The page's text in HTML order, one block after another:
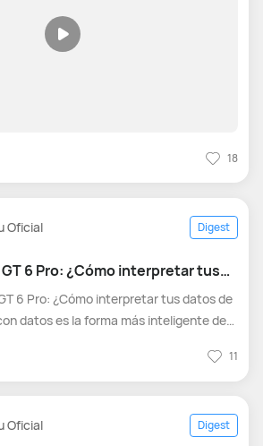
18
Oficial Digest
GT 6 Pro: ¿Cómo interpretar tus
GT 6 Pro: ¿Cómo interpretar tus datos de
datos es la forma más inteligente de
que puedas ver y entender tu progreso11
Oficial Digest